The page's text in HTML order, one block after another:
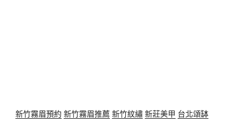
新竹霧眉預約 新竹霧眉推薦 新竹紋繡新莊美甲 台北頌缽